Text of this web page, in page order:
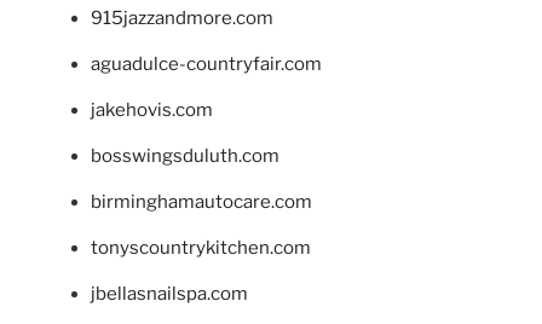
915jazzandmore.com
aguadulce-countryfair.com
jakehovis.com
bosswingsduluth.com
birminghamautocare.com
tonyscountrykitchen.com
jbellasnailspa.com